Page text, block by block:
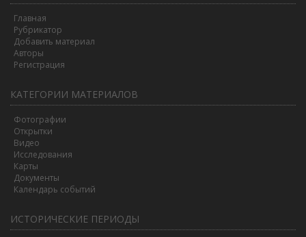
Главная
Рубрикатор
Добавить материал
Авторы
Регистрация
КАТЕГОРИИ МАТЕРИАЛОВ
Фотографии
Открытки
Видео
Исследования
Карты
Документы
Календарь событий
ИСТОРИЧЕСКИЕ ПЕРИОДЫ